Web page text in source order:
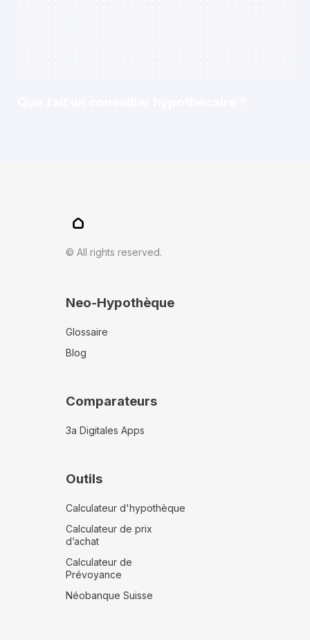
© All rights reserved.
Neo-Hypothèque
Glossaire
Blog
Comparateurs
3a Digitales Apps
Outils
Calculateur d'hypothèque
Calculateur de prix
d’achat
Calculateur de
Prévoyance
Néobanque Suisse